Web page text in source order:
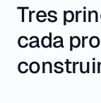
Tres
cada